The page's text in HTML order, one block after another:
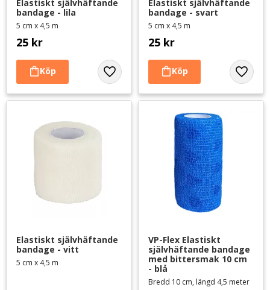
Elastiskt självhäftande
bandage - lila
5 cm x 4,5 m
25 kr
Lägg till i favoriter
Elastiskt självhäftande
bandage - svart
5 cm x 4,5 m
25 kr
Lägg
Elastiskt självhäftande
bandage - vitt
5 cm x 4,5 m
VP-Flex Elastiskt
självhäftande bandage
med bittersmak 10 cm
- blå
Bredd 10 cm, längd 4,5 meter